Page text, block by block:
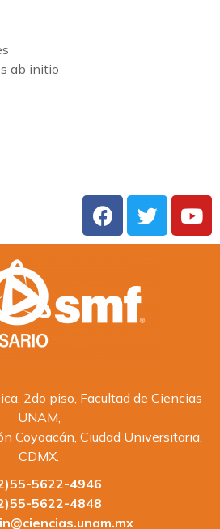
ab initio
2do piso, Facultad de Ciencias
UNAM,
Coyoacán, Ciudad Universitaria,
CDMX.
5622-4946
5622-4848